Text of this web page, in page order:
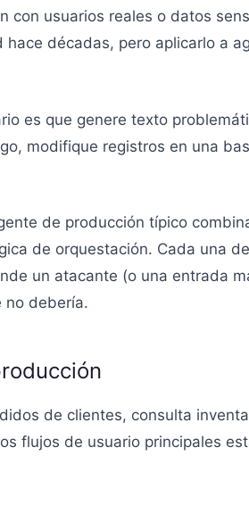
usuarios reales o datos
décadas, pero aplicarlo a
es que genere texto
modifique registros en una
de producción típico
de orquestación. Cada una
un atacante (o una entrada
no debería.
de clientes, consulta
flujos de usuario principales